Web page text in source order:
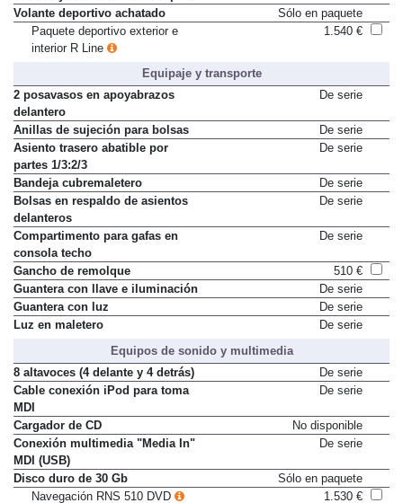
cambio y freno de mano en piel
Volante deportivo achatado
Sólo en paquete
Paquete deportivo exterior e
Equipaje y transporte
2 posavasos en apoyabrazos
delantero
Anillas de sujeción para bolsas
De serie
Asiento trasero abatible por
partes 1/3:2/3
Bandeja cubremaletero
De serie
Bolsas en respaldo de asientos
delanteros
Compartimento para gafas en
consola techo
Gancho de remolque
510 €
Guantera con llave e iluminación
De serie
Guantera con luz
De serie
Equipos de sonido y multimedia
8 altavoces (4 delante y 4 detrás)
De serie
Cable conexión iPod para toma
MDI
Cargador de CD
No disponible
Conexión multimedia "Media In"
MDI (USB)
Disco duro de 30 Gb
Sólo en paquete